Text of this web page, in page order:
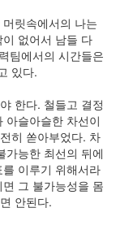
릿속에서의 나는
없어서 남들 다
팀에서의 시간들은
있다.
한다. 철들고 결정
아슬아슬한 차선이
히 쏟아부었다. 차
가능한 최선의 뒤에
이루기 위해서라
그 불가능성을 몸
안된다.